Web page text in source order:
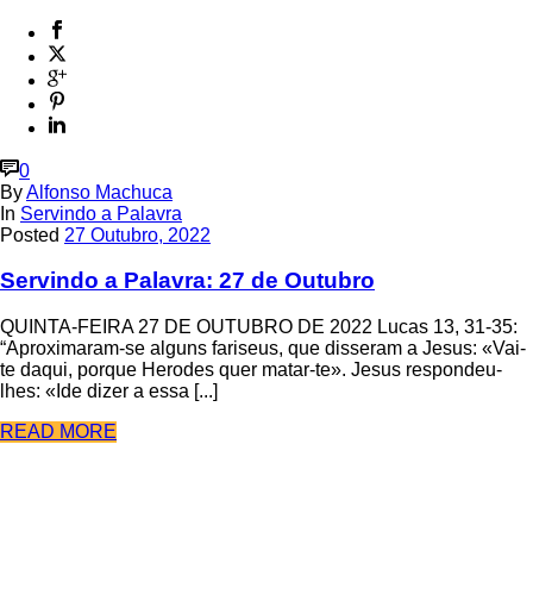
0
ByAlfonso Machuca
In Servindo a Palavra
Posted 27 Outubro, 2022
Servindo a Palavra: 27 de Outubro
QUINTA-FEIRA 27 DE OUTUBRO DE 2022 Lucas 13, 31-35:
“Aproximaram-se alguns fariseus, que disseram a Jesus: «Vai-
te daqui, porque Herodes quer matar-te». Jesus respondeu-
lhes: «Ide dizer a essa [...]
READ MORE